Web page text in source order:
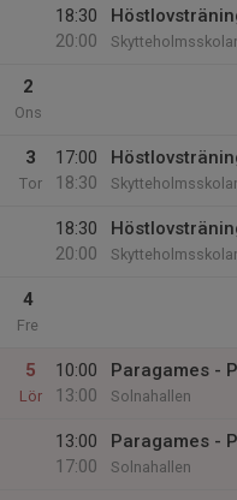
18:30
20:00
2
Ons
3
Tor
17:00
18:30
18:30
20:00
4
Fre
5
Lör
10:00
13:00
Paragames -
Solnahallen
13:00
17:00
Paragames -
Solnahallen